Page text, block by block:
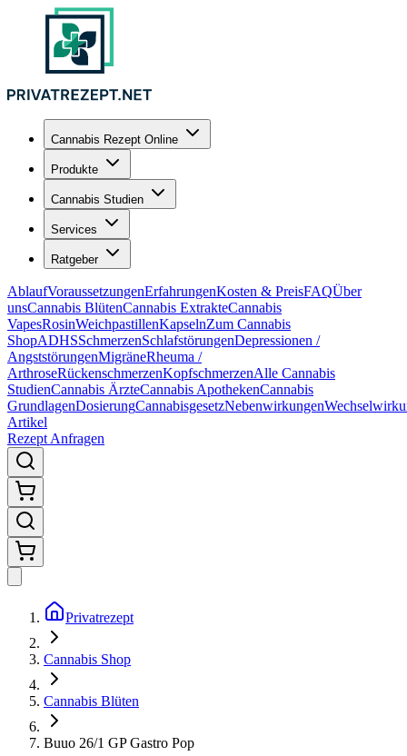
Cannabis Rezept Online
Produkte
Cannabis Studien
Services
Ratgeber
AblaufVoraussetzungenErfahrungenKosten & PreisFAQÜber
unsCannabis BlütenCannabis ExtrakteCannabis
VapesRosinWeichpastillenKapselnZum Cannabis
ShopADHSSchmerzenSchlafstörungenDepressionen /
AngststörungenMigräneRheuma /
ArthroseRückenschmerzenKopfschmerzenAlle Cannabis
StudienCannabis ÄrzteCannabis ApothekenCannabis
GrundlagenDosierungCannabisgesetzNebenwirkungen
Artikel
Rezept Anfragen
Privatrezept
Cannabis Shop
Cannabis Blüten
Buuo 26/1 GP Gastro Pop